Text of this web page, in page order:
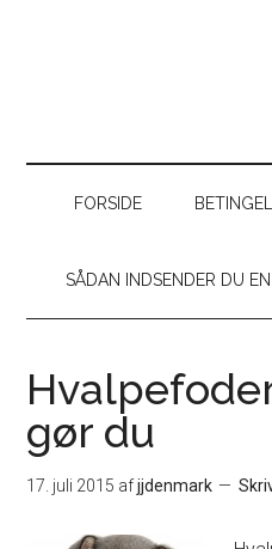
FORSIDE
SÅDAN INDSENDER DU EN
gør du
17. juli 2015 afjjdenmark